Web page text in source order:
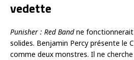
vedette
Punisher : Red Bandne fonctionnerait
solides. Benjamin Percy présente le
comme deux monstres. Il ne